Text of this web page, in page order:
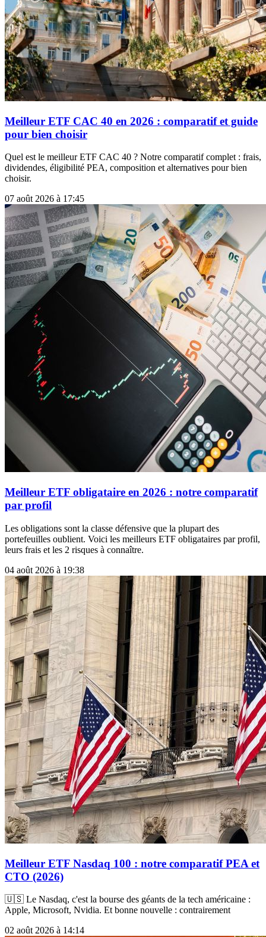
Meilleur ETF CAC 40 en 2026 : comparatif et guide
pour bien choisir
Quel est le meilleur ETF CAC 40 ? Notre comparatif complet : frais,
dividendes, éligibilité PEA, composition et alternatives pour bien
choisir.
07 août 2026 à 17:45
Meilleur ETF obligataire en 2026 : notre comparatif
par profil
Les obligations sont la classe défensive que la plupart des
portefeuilles oublient. Voici les meilleurs ETF obligataires par profil,
leurs frais et les 2 risques à connaître.
04 août 2026 à 19:38
Meilleur ETF Nasdaq 100 : notre comparatif PEA et
CTO (2026)
🇺🇸 Le Nasdaq, c'est la bourse des géants de la tech américaine :
Apple, Microsoft, Nvidia. Et bonne nouvelle : contrairement
02 août 2026 à 14:14